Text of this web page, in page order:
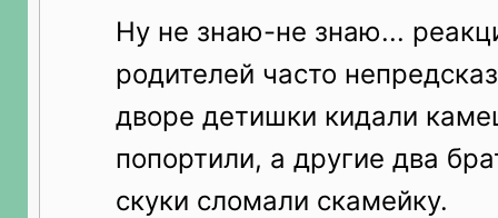
Ну не знаю-не знаю...
родителей часто
дворе детишки кидали
попортили, а другие два
скуки сломали скамейку.